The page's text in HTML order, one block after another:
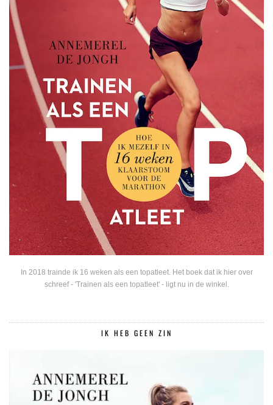
In 2018 trainde ik 16 weken als een topatleet. Het boek dat ik hier over
schreef - 'Trainen als een topatleet' - ligt nu in de winkel.
IK HEB GEEN ZIN